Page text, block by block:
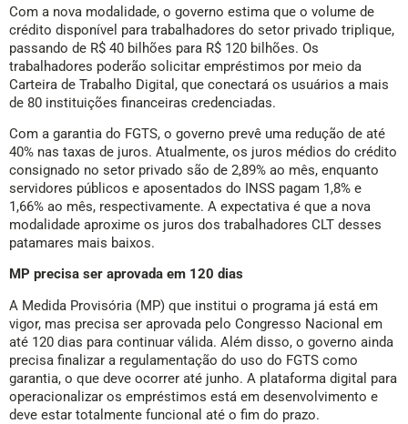
Com a nova modalidade, o governo estima que o volume de
crédito disponível para trabalhadores do setor privado triplique,
passando de R$ 40 bilhões para R$ 120 bilhões. Os
trabalhadores poderão solicitar empréstimos por meio da
Carteira de Trabalho Digital, que conectará os usuários a mais
de 80 instituições financeiras credenciadas.
Com a garantia do FGTS, o governo prevê uma redução de até
40% nas taxas de juros. Atualmente, os juros médios do crédito
consignado no setor privado são de 2,89% ao mês, enquanto
servidores públicos e aposentados do INSS pagam 1,8% e
1,66% ao mês, respectivamente. A expectativa é que a nova
modalidade aproxime os juros dos trabalhadores CLT desses
patamares mais baixos.
MP precisa ser aprovada em 120 dias
A Medida Provisória (MP) que institui o programa já está em
vigor, mas precisa ser aprovada pelo Congresso Nacional em
até 120 dias para continuar válida. Além disso, o governo ainda
precisa finalizar a regulamentação do uso do FGTS como
garantia, o que deve ocorrer até junho. A plataforma digital para
operacionalizar os empréstimos está em desenvolvimento e
deve estar totalmente funcional até o fim do prazo.